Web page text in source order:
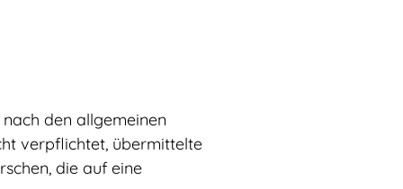
den allgemeinen
verpflichtet, übermittelte
die auf eine